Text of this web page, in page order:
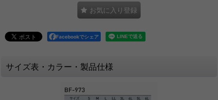
お気に入り登録
Facebookでシェア
サイズ表・カラー・製品仕様